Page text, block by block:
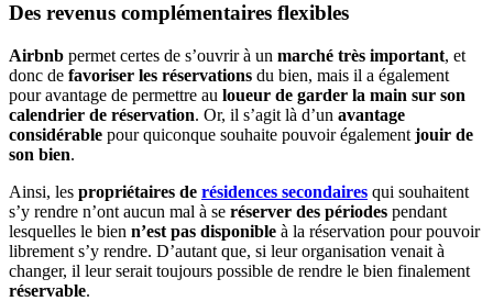
Des revenus complémentaires flexibles
Airbnb permet certes de s’ouvrir à un marché très important, et
donc de favoriser les réservations du bien, mais il a également
pour avantage de permettre au loueur de garder la main sur son
calendrier de réservation. Or, il s’agit là d’un avantage
considérable pour quiconque souhaite pouvoir également jouir de
son bien.
Ainsi, les propriétaires de résidences secondaires qui souhaitent
s’y rendre n’ont aucun mal à se réserver des périodes pendant
lesquelles le bien n’est pas disponible à la réservation pour pouvoir
librement s’y rendre. D’autant que, si leur organisation venait à
changer, il leur serait toujours possible de rendre le bien finalement
réservable.